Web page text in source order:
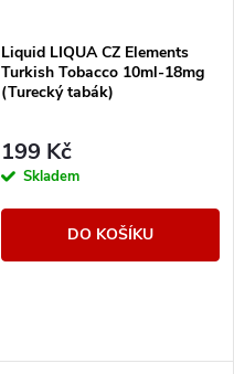
Liquid LIQUA CZ Elements
Turkish Tobacco 10ml-18mg
(Turecký tabák)
199 Kč
Skladem
DO KOŠÍKU